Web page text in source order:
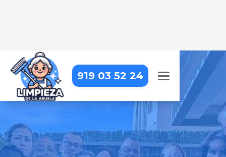
919 03 52 24
EMPRESA DE LIMPIEZA EN
MADRID - MONCLOA-ARAVACA
- VALDEZARZA
Llevamos la limpieza profesional